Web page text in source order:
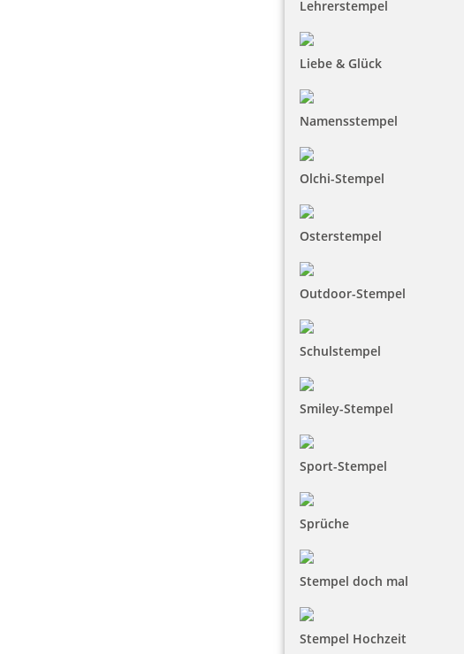
Lehrerstempel
Liebe & Glück
Namensstempel
Olchi-Stempel
Osterstempel
Outdoor-Stempel
Schulstempel
Smiley-Stempel
Sport-Stempel
Sprüche
Stempel doch mal
Stempel Hochzeit